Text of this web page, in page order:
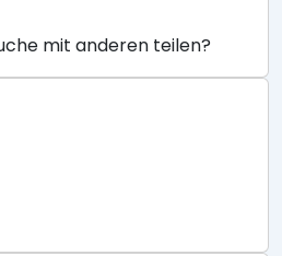
mit anderen teilen?